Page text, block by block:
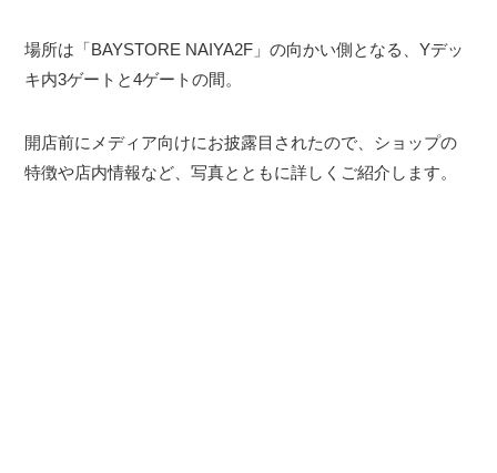
場所は「BAYSTORE NAIYA2F」の向かい側となる、Yデッ
キ内3ゲートと4ゲートの間。
開店前にメディア向けにお披露目されたので、ショップの
特徴や店内情報など、写真とともに詳しくご紹介します。